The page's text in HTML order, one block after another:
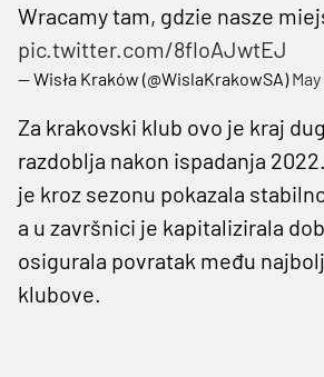
Wracamy tam, gdzie nasze
pic.twitter.com/8floAJwtEJ
— Wisła Kraków (@WislaKrakowSA)
Za krakovski klub ovo je kraj
razdoblja nakon ispadanja
je kroz sezonu pokazala
a u završnici je kapitalizirala
osigurala povratak među
klubove.